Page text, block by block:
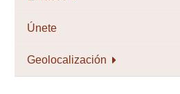
Únete
Geolocalización